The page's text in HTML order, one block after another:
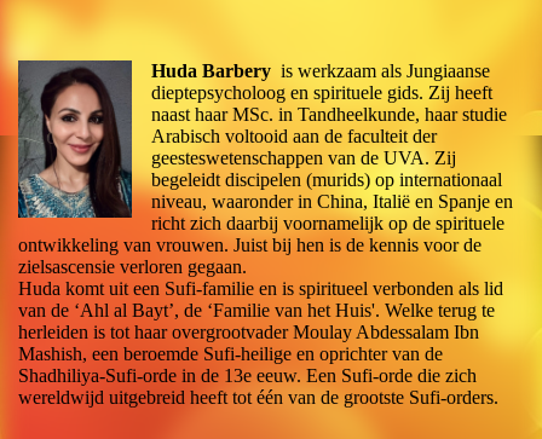
Huda Barbery is werkzaam als Jungiaanse
dieptepsycholoog en spirituele gids. Zij heeft
naast haar MSc. in Tandheelkunde, haar studie
Arabisch voltooid aan de faculteit der
geesteswetenschappen van de UVA. Zij
begeleidt discipelen (murids) op internationaal
niveau, waaronder in China, Italië en Spanje en
richt zich daarbij voornamelijk op de spirituele
ontwikkeling van vrouwen. Juist bij hen is de kennis voor de
zielsascensie verloren gegaan.
Huda komt uit een Sufi-familie en is spiritueel verbonden als lid
van de ‘Ahl al Bayt’, de ‘Familie van het Huis'. Welke terug te
herleiden is tot haar overgrootvader Moulay Abdessalam Ibn
Mashish, een beroemde Sufi-heilige en oprichter van de
Shadhiliya-Sufi-orde in de 13e eeuw. Een Sufi-orde die zich
wereldwijd uitgebreid heeft tot één van de grootste Sufi-orders.